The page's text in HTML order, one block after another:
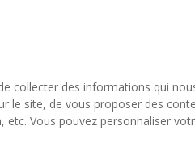
collecter des informations qui
le site, de vous proposer des
etc. Vous pouvez personnaliser